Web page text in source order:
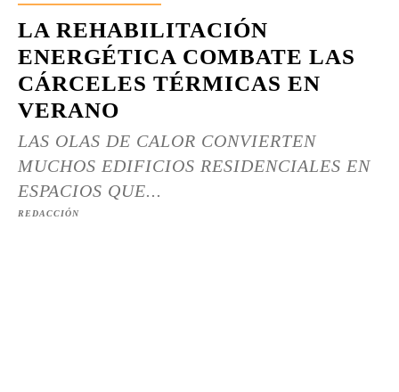
LA REHABILITACIÓN
ENERGÉTICA COMBATE LAS
CÁRCELES TÉRMICAS EN
VERANO
LAS OLAS DE CALOR CONVIERTEN
MUCHOS EDIFICIOS RESIDENCIALES EN
ESPACIOS QUE...
REDACCIÓN